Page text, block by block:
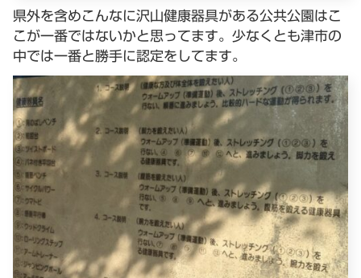
県外を含めこんなに沢山健康器具がある公共公園はこ
こが一番ではないかと思ってます。少なくとも津市の
中では一番と勝手に認定をしてます。